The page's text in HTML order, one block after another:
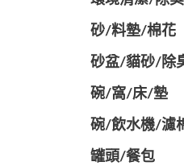
砂/料墊/棉花
砂盆/貓砂/除
碗/窩/床/墊
碗/飲水機/濾
罐頭/餐包